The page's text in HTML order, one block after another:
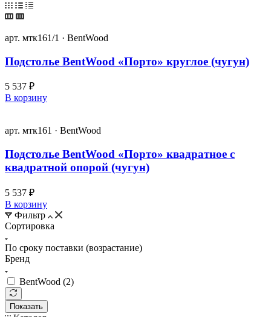
арт. мтк161/1 · BentWood
Подстолье BentWood «Порто» круглое (чугун)
5 537 ₽
В корзину
арт. мтк161 · BentWood
Подстолье BentWood «Порто» квадратное с
квадратной опорой (чугун)
5 537 ₽
В корзину
Фильтр
Сортировка
По сроку поставки (возрастание)
Бренд
BentWood (2)
Показать